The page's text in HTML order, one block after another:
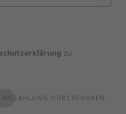
zu
ANZAHLUNG DURCHFÜHREN